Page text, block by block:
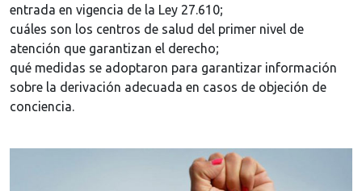
entrada en vigencia de la Ley 27.610;
cuáles son los centros de salud del primer nivel de
atención que garantizan el derecho;
qué medidas se adoptaron para garantizar información
sobre la derivación adecuada en casos de objeción de
conciencia.